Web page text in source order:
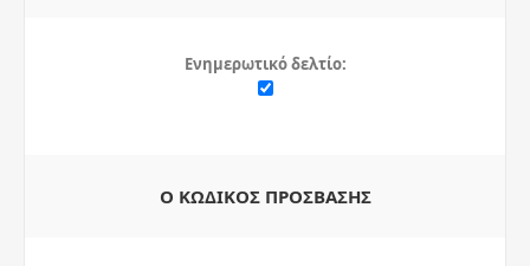
Ενημερωτικό δελτίο:
Ο ΚΩΔΙΚΌΣ ΠΡΌΣΒΑΣΗΣ